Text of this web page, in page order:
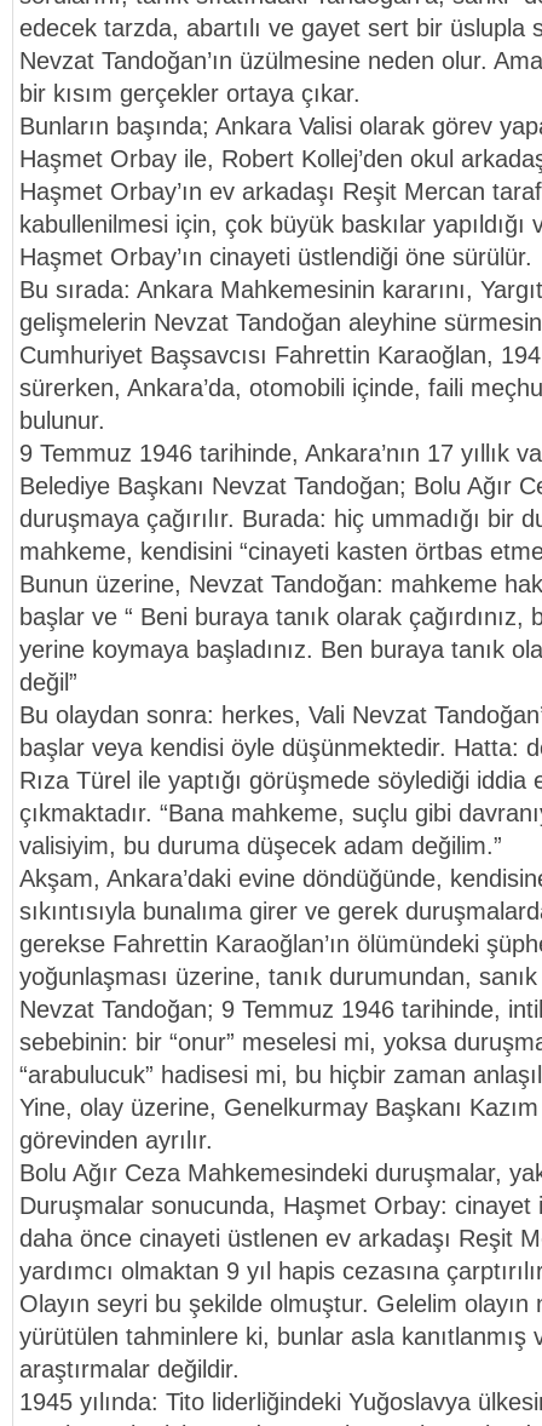
edecek tarzda, abartılı ve gayet sert bir üslupla
Nevzat Tandoğan’ın üzülmesine neden olur.
bir kısım gerçekler ortaya çıkar.
Bunların başında; Ankara Valisi olarak görev
Haşmet Orbay ile, Robert Kollej’den okul
Haşmet Orbay’ın ev arkadaşı Reşit Mercan
kabullenilmesi için, çok büyük baskılar
Haşmet Orbay’ın cinayeti üstlendiği öne sürülür.
Bu sırada: Ankara Mahkemesinin kararını,
gelişmelerin Nevzat Tandoğan aleyhine
Cumhuriyet Başsavcısı Fahrettin Karaoğlan,
sürerken, Ankara’da, otomobili içinde, faili
bulunur.
9 Temmuz 1946 tarihinde, Ankara’nın 17 yıllık
Belediye Başkanı Nevzat Tandoğan; Bolu Ağır
duruşmaya çağırılır. Burada: hiç ummadığı bir
mahkeme, kendisini “cinayeti kasten örtbas
Bunun üzerine, Nevzat Tandoğan: mahkeme
başlar ve “ Beni buraya tanık olarak çağırdınız,
yerine koymaya başladınız. Ben buraya tanık
değil”
Bu olaydan sonra: herkes, Vali Nevzat
başlar veya kendisi öyle düşünmektedir. Hatta:
Rıza Türel ile yaptığı görüşmede söylediği
çıkmaktadır. “Bana mahkeme, suçlu gibi
valisiyim, bu duruma düşecek adam değilim.”
Akşam, Ankara’daki evine döndüğünde,
sıkıntısıyla bunalıma girer ve gerek
gerekse Fahrettin Karaoğlan’ın ölümündeki
yoğunlaşması üzerine, tanık durumundan,
Nevzat Tandoğan; 9 Temmuz 1946 tarihinde,
sebebinin: bir “onur” meselesi mi, yoksa
“arabulucuk” hadisesi mi, bu hiçbir zaman
Yine, olay üzerine, Genelkurmay Başkanı
görevinden ayrılır.
Bolu Ağır Ceza Mahkemesindeki duruşmalar,
Duruşmalar sonucunda, Haşmet Orbay: cinayet
daha önce cinayeti üstlenen ev arkadaşı Reşit
yardımcı olmaktan 9 yıl hapis cezasına
Olayın seyri bu şekilde olmuştur. Gelelim olayın
yürütülen tahminlere ki, bunlar asla kanıtlanmış
araştırmalar değildir.
1945 yılında: Tito liderliğindeki Yuğoslavya